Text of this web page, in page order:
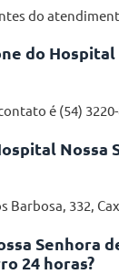
do
do Hospital
é (54)
Nossa
Barbosa, 332,
Senhora
24 horas?